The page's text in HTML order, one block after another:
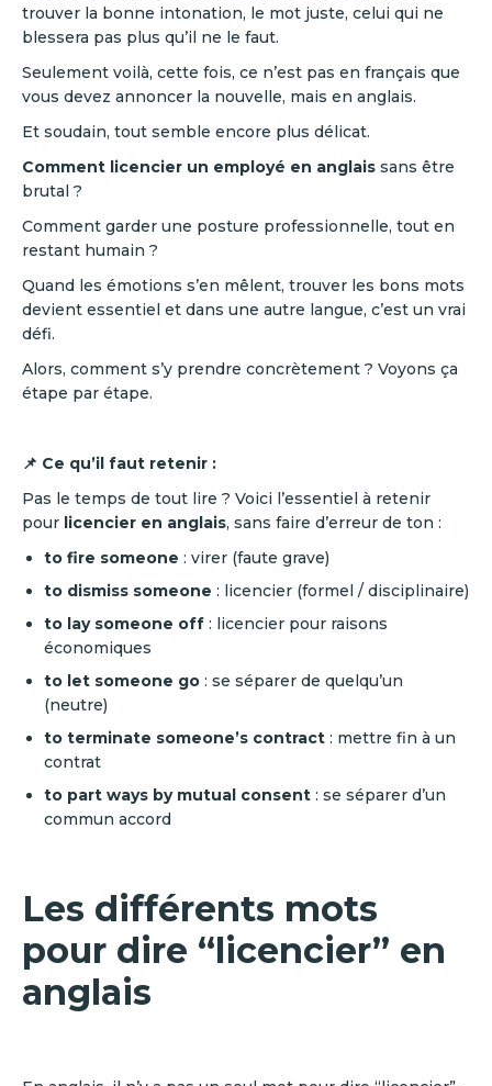
trouver la bonne intonation, le mot juste, celui qui ne
blessera pas plus qu’il ne le faut.
Seulement voilà, cette fois, ce n’est pas en français que
vous devez annoncer la nouvelle, mais en anglais.
Et soudain, tout semble encore plus délicat.
Comment licencier un employé en anglais sans être
brutal ?
Comment garder une posture professionnelle, tout en
restant humain ?
Quand les émotions s’en mêlent, trouver les bons mots
devient essentiel et dans une autre langue, c’est un vrai
défi.
Alors, comment s’y prendre concrètement ? Voyons ça
étape par étape.
📌 Ce qu’il faut retenir :
Pas le temps de tout lire ? Voici l’essentiel à retenir
pour licencier en anglais, sans faire d’erreur de ton :
to fire someone : virer (faute grave)
to dismiss someone : licencier (formel / disciplinaire)
to lay someone off : licencier pour raisons
économiques
to let someone go : se séparer de quelqu’un
(neutre)
to terminate someone’s contract : mettre fin à un
contrat
to part ways by mutual consent : se séparer d’un
commun accord
Les différents mots
pour dire “licencier” en
anglais